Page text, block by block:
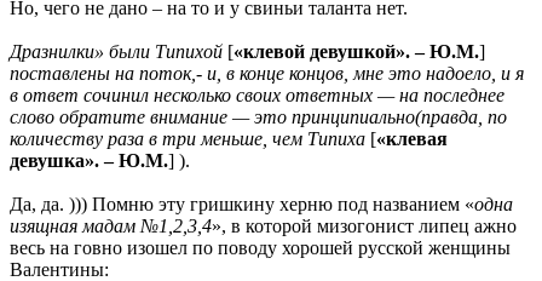
Но, чего не дано – на то и у свиньи таланта нет.
Дразнилки» были Типихой [«клевой девушкой». – Ю.М.]
поставлены на поток,- и, в конце концов, мне это надоело, и я
в ответ сочинил несколько своих ответных — на последнее
слово обратите внимание — это принципиально(правда, по
количеству раза в три меньше, чем Типиха [«клевая
девушка». – Ю.М.] ).
Да, да. ))) Помню эту гришкину херню под названием «одна
изящная мадам №1,2,3,4», в которой мизогонист липец ажно
весь на говно изошел по поводу хорошей русской женщины
Валентины: